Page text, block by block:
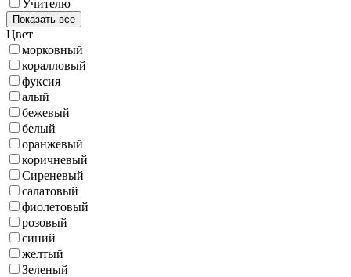
Учителю
Показать все
Цвет
морковный
коралловый
фуксия
алый
бежевый
белый
оранжевый
коричневый
Сиреневый
салатовый
фиолетовый
розовый
синий
желтый
Зеленый